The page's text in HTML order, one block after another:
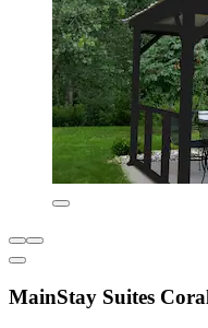
MainStay Suites